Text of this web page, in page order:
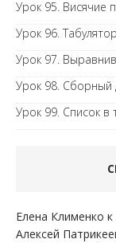
Урок 95. Висячие
Урок 96.
Урок 97.
Урок 98. Сборный
Урок 99. Список в
Елена Клименко к
Алексей